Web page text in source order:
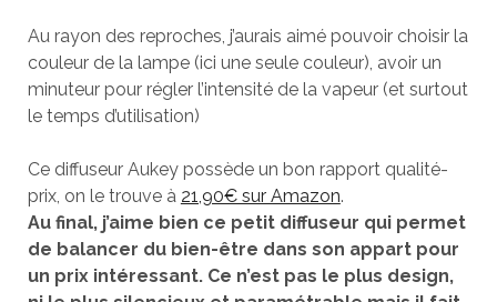
Au rayon des reproches, j’aurais aimé pouvoir choisir la
couleur de la lampe (ici une seule couleur), avoir un
minuteur pour régler l’intensité de la vapeur (et surtout
le temps d’utilisation)
Ce diffuseur Aukey possède un bon rapport qualité-
prix, on le trouve à 21,90€ sur Amazon.
Au final, j’aime bien ce petit diffuseur qui permet
de balancer du bien-être dans son appart pour
un prix intéressant. Ce n’est pas le plus design,